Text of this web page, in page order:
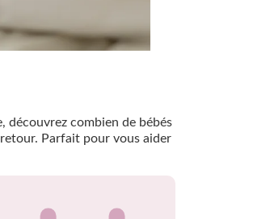
découvrez combien de bébés
Parfait pour vous aider